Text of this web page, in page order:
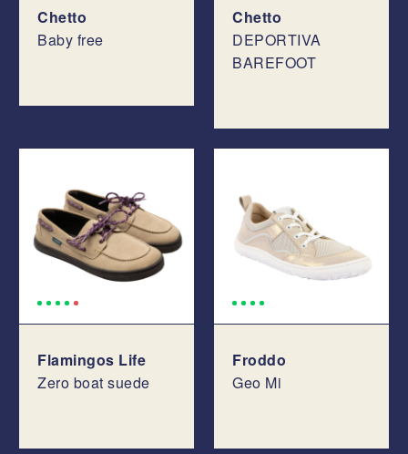
Chetto
Baby free
Chetto
DEPORTIVA
BAREFOOT
Flamingos Life
Zero boat suede
Froddo
Geo Mi